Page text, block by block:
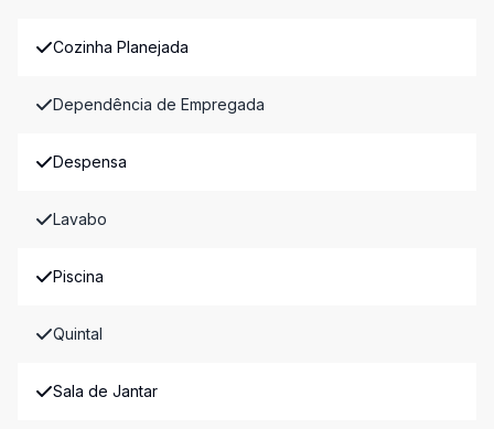
Cozinha Planejada
Dependência de Empregada
Despensa
Lavabo
Piscina
Quintal
Sala de Jantar